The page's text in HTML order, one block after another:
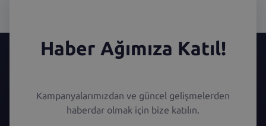
Haber Ağımıza Katıl!
Kampanyalarımızdan ve güncel gelişmelerden
haberdar olmak için bize katılın.